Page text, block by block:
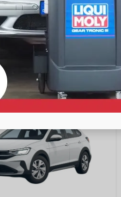
Kilometerstand 20 km
Wir rufen Sie an
Fahrzeugexposé (PDF)
Fahrzeug parken
5,70 l/100km
130,00 g/km